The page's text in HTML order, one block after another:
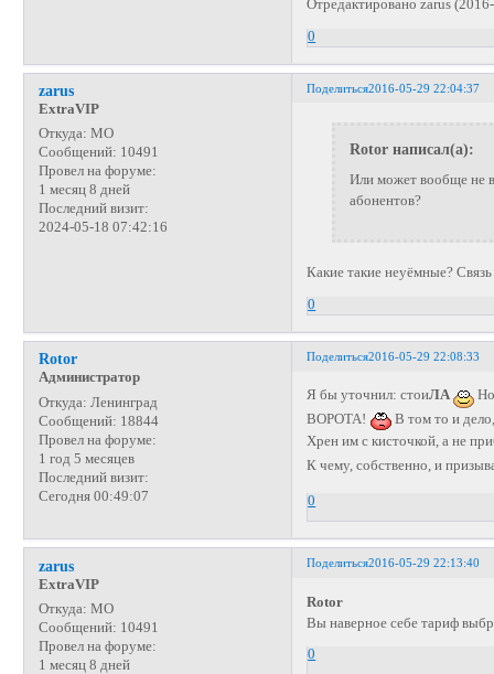
Отредактировано zarus
0
Поделиться2016-05-29 22:04:37
zarus
ExtraVIP
Откуда: МО
Сообщений: 10491
Провел на форуме:
1 месяц 8 дней
Последний визит:
2024-05-18 07:42:16
Rotor написал(а):
Или может вообще не
абонентов?
Какие такие неуёмные?
0
Поделиться2016-05-29 22:08:33
Rotor
Администратор
Откуда: Ленинград
Сообщений: 18844
Провел на форуме:
1 год 5 месяцев
Последний визит:
Сегодня 00:49:07
Я бы уточнил: стоиЛА
ВОРОТА!
В том то и
Хрен им с кисточкой, а не
К чему, собственно, и
0
Поделиться2016-05-29 22:13:40
zarus
ExtraVIP
Откуда: МО
Сообщений: 10491
Провел на форуме:
1 месяц 8 дней
Rotor
Вы наверное себе тариф
0